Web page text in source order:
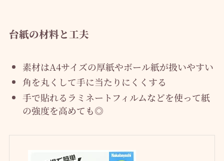
台紙の材料と工夫
素材はA4サイズの厚紙やボール紙が扱いやすい
角を丸くして手に当たりにくくする
手で貼れるラミネートフィルムなどを使って紙
の強度を高めても◎